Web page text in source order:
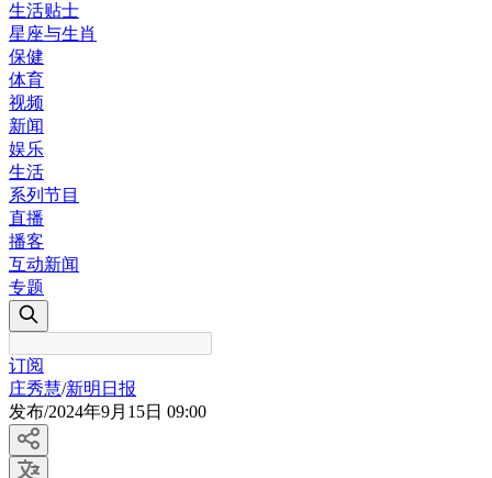
生活贴士
星座与生肖
保健
体育
视频
新闻
娱乐
生活
系列节目
直播
播客
互动新闻
专题
订阅
庄秀慧/新明日报
发布/2024年9月15日 09:00